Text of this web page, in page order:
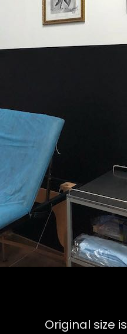
Original size is